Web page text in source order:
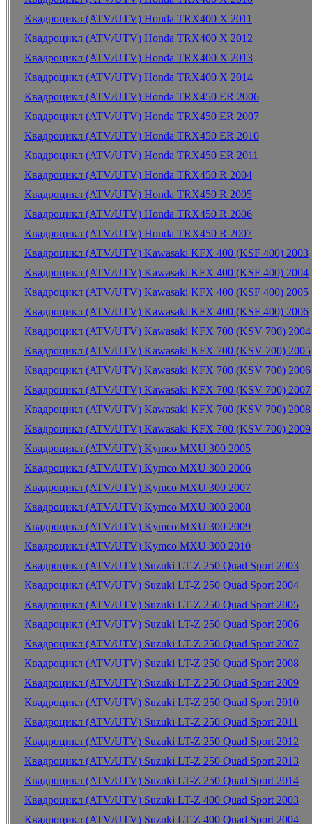
Квадроцикл (ATV/UTV) Honda TRX400 X 2011
Квадроцикл (ATV/UTV) Honda TRX400 X 2012
Квадроцикл (ATV/UTV) Honda TRX400 X 2013
Квадроцикл (ATV/UTV) Honda TRX400 X 2014
Квадроцикл (ATV/UTV) Honda TRX450 ER 2006
Квадроцикл (ATV/UTV) Honda TRX450 ER 2007
Квадроцикл (ATV/UTV) Honda TRX450 ER 2010
Квадроцикл (ATV/UTV) Honda TRX450 ER 2011
Квадроцикл (ATV/UTV) Honda TRX450 R 2004
Квадроцикл (ATV/UTV) Honda TRX450 R 2005
Квадроцикл (ATV/UTV) Honda TRX450 R 2006
Квадроцикл (ATV/UTV) Honda TRX450 R 2007
Квадроцикл (ATV/UTV) Kawasaki KFX 400 (KSF 400) 2003
Квадроцикл (ATV/UTV) Kawasaki KFX 400 (KSF 400) 2004
Квадроцикл (ATV/UTV) Kawasaki KFX 400 (KSF 400) 2005
Квадроцикл (ATV/UTV) Kawasaki KFX 400 (KSF 400) 2006
Квадроцикл (ATV/UTV) Kawasaki KFX 700 (KSV 700) 2004
Квадроцикл (ATV/UTV) Kawasaki KFX 700 (KSV 700) 2005
Квадроцикл (ATV/UTV) Kawasaki KFX 700 (KSV 700) 2006
Квадроцикл (ATV/UTV) Kawasaki KFX 700 (KSV 700) 2007
Квадроцикл (ATV/UTV) Kawasaki KFX 700 (KSV 700) 2008
Квадроцикл (ATV/UTV) Kawasaki KFX 700 (KSV 700) 2009
Квадроцикл (ATV/UTV) Kymco MXU 300 2005
Квадроцикл (ATV/UTV) Kymco MXU 300 2006
Квадроцикл (ATV/UTV) Kymco MXU 300 2007
Квадроцикл (ATV/UTV) Kymco MXU 300 2008
Квадроцикл (ATV/UTV) Kymco MXU 300 2009
Квадроцикл (ATV/UTV) Kymco MXU 300 2010
Квадроцикл (ATV/UTV) Suzuki LT-Z 250 Quad Sport 2003
Квадроцикл (ATV/UTV) Suzuki LT-Z 250 Quad Sport 2004
Квадроцикл (ATV/UTV) Suzuki LT-Z 250 Quad Sport 2005
Квадроцикл (ATV/UTV) Suzuki LT-Z 250 Quad Sport 2006
Квадроцикл (ATV/UTV) Suzuki LT-Z 250 Quad Sport 2007
Квадроцикл (ATV/UTV) Suzuki LT-Z 250 Quad Sport 2008
Квадроцикл (ATV/UTV) Suzuki LT-Z 250 Quad Sport 2009
Квадроцикл (ATV/UTV) Suzuki LT-Z 250 Quad Sport 2010
Квадроцикл (ATV/UTV) Suzuki LT-Z 250 Quad Sport 2011
Квадроцикл (ATV/UTV) Suzuki LT-Z 250 Quad Sport 2012
Квадроцикл (ATV/UTV) Suzuki LT-Z 250 Quad Sport 2013
Квадроцикл (ATV/UTV) Suzuki LT-Z 250 Quad Sport 2014
Квадроцикл (ATV/UTV) Suzuki LT-Z 400 Quad Sport 2003
Квадроцикл (ATV/UTV) Suzuki LT-Z 400 Quad Sport 2004